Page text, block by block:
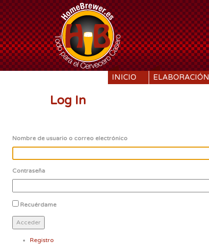
SKIP TO CONTENT
INICIO ELABORACIÓN
Log In
Nombre de usuario o correo electrónico
Contraseña
Recuérdame
Acceder
Registro